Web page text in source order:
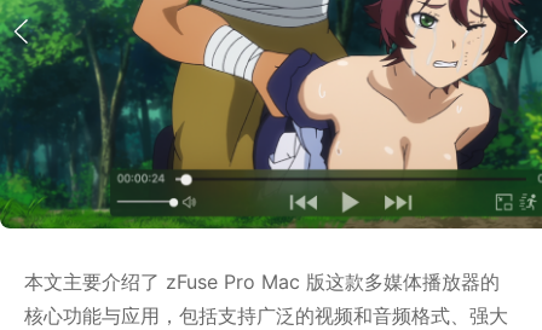
本文主要介绍了 zFuse Pro Mac 版这款多媒体播放器的
核心功能与应用，包括支持广泛的视频和音频格式、强大